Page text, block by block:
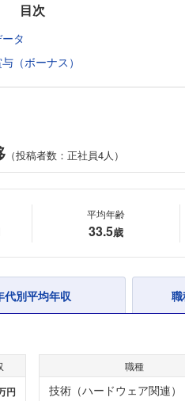
目次
タ
（ボーナス）
（投稿者数：正社員4人）
平均年齢
33.5歳
代別平均年収
円
職種
技術（ハードウェア関連）